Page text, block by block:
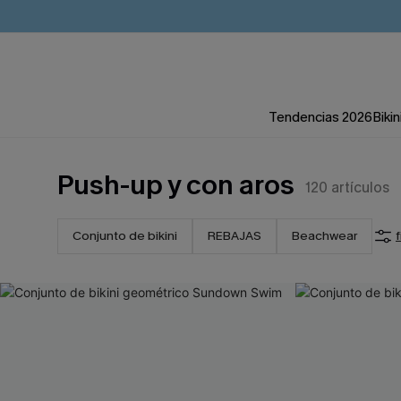
Tendencias 2026
Push-up y con aros 120 artículos
Conjunto de bikini REBAJAS Beachwear